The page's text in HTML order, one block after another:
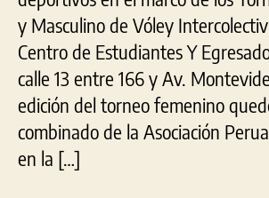
y Masculino de Vóley
Centro de Estudiantes Y
calle 13 entre 166 y Av.
edición del torneo femenino
combinado de la Asociación
en la […]